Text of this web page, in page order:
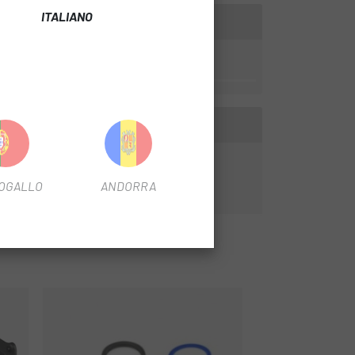
per regolare il rimbalzo della
ITALIANO
ANDORRA